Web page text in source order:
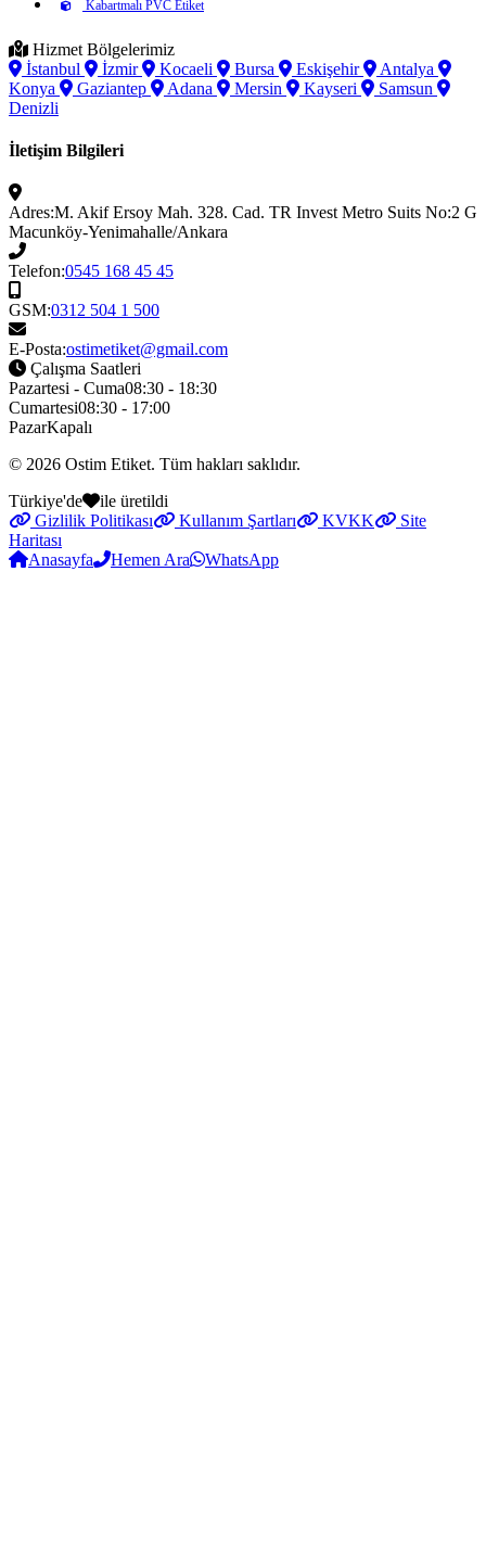
Kabartmalı PVC Etiket
Hizmet Bölgelerimiz
İstanbul
İzmir Kocaeli Bursa Eskişehir
Antalya
Konya
Gaziantep Adana Mersin Kayseri
Samsun
Denizli
İletişim Bilgileri
Adres:M. Akif Ersoy Mah. 328. Cad. TR Invest Metro Suits No:2 G
Macunköy-Yenimahalle/Ankara
Telefon:0545 168 45 45
GSM:0312 504 1 500
E-Posta:ostimetiket@gmail.com
Çalışma Saatleri
Pazartesi - Cuma08:30 - 18:30
Cumartesi08:30 - 17:00
PazarKapalı
© 2026 Ostim Etiket. Tüm hakları saklıdır.
Türkiye'de
ile üretildi
Gizlilik Politikası
Kullanım Şartları KVKK
Site
Haritası
Anasayfa
Hemen Ara WhatsApp